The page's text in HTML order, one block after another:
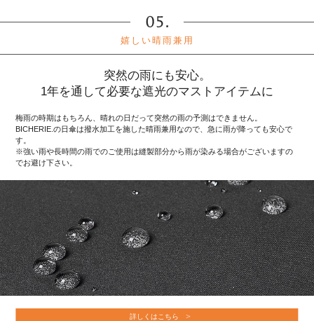
嬉しい晴雨兼用
突然の雨にも安心。
1年を通して必要な遮光のマストアイテムに
梅雨の時期はもちろん、晴れの日だって突然の雨の予測はできません。
BICHERIE.の日傘は撥水加工を施した晴雨兼用なので、急に雨が降っても安心で
す。
※強い雨や長時間の雨でのご使用は縫製部分から雨が染みる場合がございますの
でお避け下さい。
詳しくはこちら